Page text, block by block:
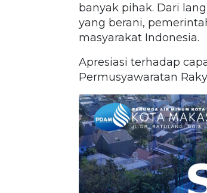
banyak pihak. Dari
yang berani,
masyarakat Indonesia.
Apresiasi terhadap
Permusyawaratan